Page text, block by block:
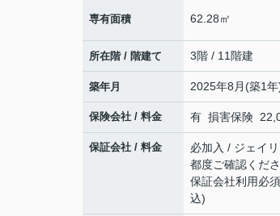
専有面積 62.28㎡
所在階 / 階建て 3階 / 11階建
築年月 2025年8月(築1年
保険会社 / 料金 有 損害保険
保証会社 / 料金
必加入 / ジェイ
都度ご確認くださ
保証会社利用必
込)